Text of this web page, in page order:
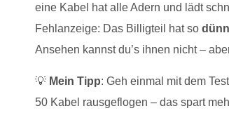
eine Kabel hat alle Adern und lädt
Fehlanzeige: Das Billigteil hat so
Ansehen kannst du’s ihnen nicht –
💡 Mein Tipp: Geh einmal mit dem
50 Kabel rausgeflogen – das spart